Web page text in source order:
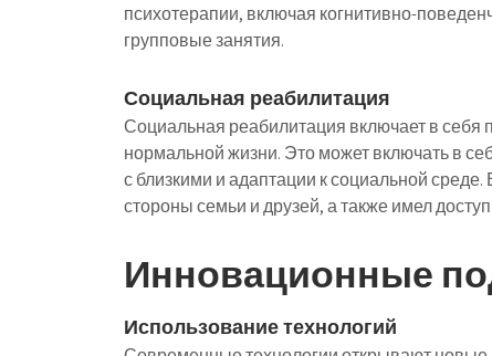
психотерапии, включая когнитивно-
групповые занятия.
Социальная реабилитация
Социальная реабилитация включает в себя
нормальной жизни. Это может включать в
с близкими и адаптации к социальной
стороны семьи и друзей, а также имел
Инновационные
Использование технологий